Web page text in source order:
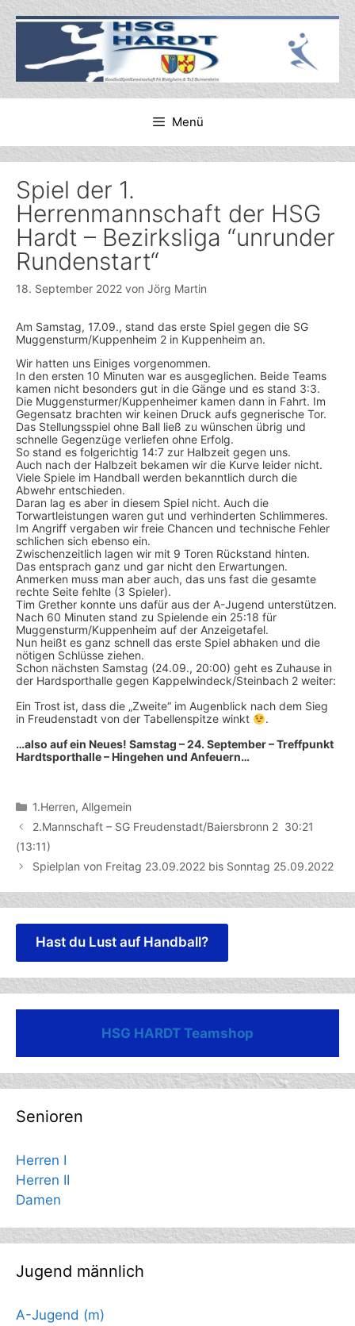
Inhalt
Menü
Spiel der 1.
Herrenmannschaft der HSG
Hardt – Bezirksliga “unrunder
Rundenstart“
18. September 2022 von Jörg Martin
Am Samstag, 17.09., stand das erste Spiel gegen die SG
Muggensturm/Kuppenheim 2 in Kuppenheim an.
Wir hatten uns Einiges vorgenommen.
In den ersten 10 Minuten war es ausgeglichen. Beide Teams
kamen nicht besonders gut in die Gänge und es stand 3:3.
Die Muggensturmer/Kuppenheimer kamen dann in Fahrt. Im
Gegensatz brachten wir keinen Druck aufs gegnerische Tor.
Das Stellungsspiel ohne Ball ließ zu wünschen übrig und
schnelle Gegenzüge verliefen ohne Erfolg.
So stand es folgerichtig 14:7 zur Halbzeit gegen uns.
Auch nach der Halbzeit bekamen wir die Kurve leider nicht.
Viele Spiele im Handball werden bekanntlich durch die
Abwehr entschieden.
Daran lag es aber in diesem Spiel nicht. Auch die
Torwartleistungen waren gut und verhinderten Schlimmeres.
Im Angriff vergaben wir freie Chancen und technische Fehler
schlichen sich ebenso ein.
Zwischenzeitlich lagen wir mit 9 Toren Rückstand hinten.
Das entsprach ganz und gar nicht den Erwartungen.
Anmerken muss man aber auch, das uns fast die gesamte
rechte Seite fehlte (3 Spieler).
Tim Grether konnte uns dafür aus der A-Jugend unterstützen.
Nach 60 Minuten stand zu Spielende ein 25:18 für
Muggensturm/Kuppenheim auf der Anzeigetafel.
Nun heißt es ganz schnell das erste Spiel abhaken und die
nötigen Schlüsse ziehen.
Schon nächsten Samstag (24.09., 20:00) geht es Zuhause in
der Hardsporthalle gegen Kappelwindeck/Steinbach 2 weiter:
Ein Trost ist, dass die „Zweite“ im Augenblick nach dem Sieg
in Freudenstadt von der Tabellenspitze winkt
.
…also auf ein Neues! Samstag – 24. September – Treffpunkt
Hardtsporthalle – Hingehen und Anfeuern…
Kategorien
1.Herren, Allgemein
2.Mannschaft – SG Freudenstadt/Baiersbronn 2 30:21
(13:11)
Spielplan von Freitag 23.09.2022 bis Sonntag 25.09.2022
Hast du Lust auf Handball?
HSG HARDT Teamshop
Senioren
Herren I
Herren II
Damen
Jugend männlich
A-Jugend (m)